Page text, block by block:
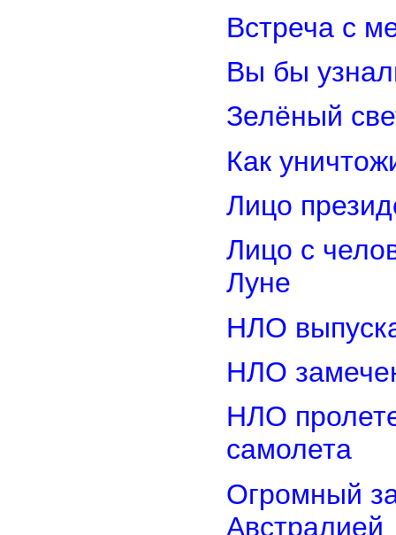
Встреча с
Вы бы
Зелёный
Как
Лицо
Лицо с
Луне
НЛО
НЛО
НЛО
самолета
Огромный
Австралией